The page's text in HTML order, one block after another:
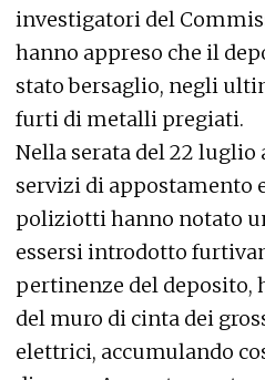
investigatori del
hanno appreso che il
stato bersaglio, negli
furti di metalli pregiati.
Nella serata del 22
servizi di appostamento
poliziotti hanno notato
essersi introdotto
pertinenze del deposito,
del muro di cinta dei
elettrici, accumulando